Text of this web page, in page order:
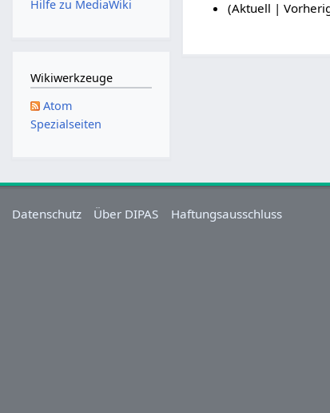
Aktuell
Hilfe zu MediaWiki
Wikiwerkzeuge
Atom
Spezialseiten
Datenschutz Über DIPAS Haftungsausschluss